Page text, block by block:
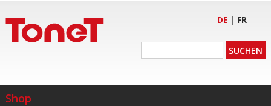
DE | FR
Shop